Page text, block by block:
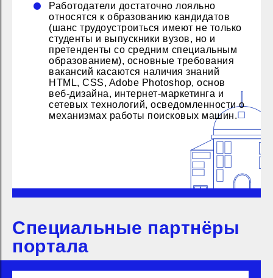
Работодатели достаточно лояльно
относятся к образованию кандидатов
(шанс трудоустроиться имеют не только
студенты и выпускники вузов, но и
претенденты со средним специальным
образованием), основные требования
вакансий касаются наличия знаний
HTML, CSS, Adobe Photoshop, основ
веб-дизайна, интернет-маркетинга и
сетевых технологий, осведомленности о
механизмах работы поисковых машин.
Специальные партнёры
портала